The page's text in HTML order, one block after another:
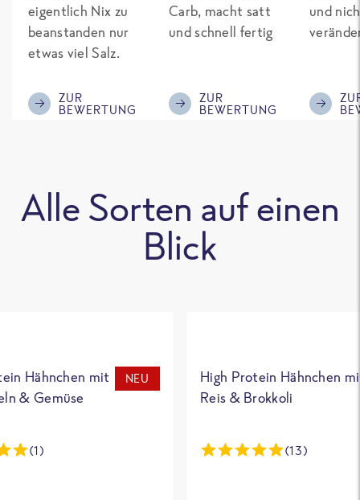
eigentlich Nix zu
beanstanden nur
etwas viel Salz.
ZUR
BEWERTUNG
Carb, macht satt
und schnell fertig
ZUR
BEWERTUNG
und
Alle Sorten auf einen
Blick
Hähnchen mit
& Gemüse
NEU
(1)
High Protein Hähnchen
Reis & Brokkoli
(13)